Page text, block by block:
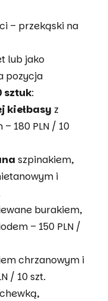
– przekąski na
lub jako
pozycja
sztuk:
kiełbasy z
180 PLN / 10
szpinakiem,
i
burakiem,
– 150 PLN /
chrzanowym i
/ 10 szt.